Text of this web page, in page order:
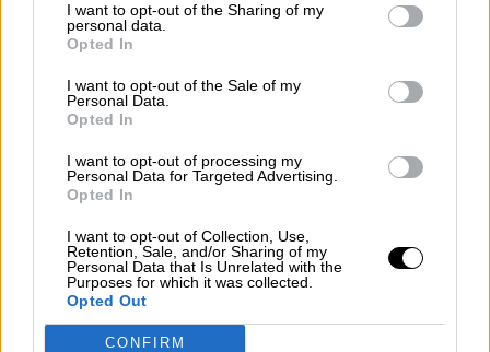
I want to opt-out of the Sharing of my
personal data.
Opted In
I want to opt-out of the Sale of my
Personal Data.
Opted In
I want to opt-out of processing my
Personal Data for Targeted Advertising.
Opted In
I want to opt-out of Collection, Use,
Retention, Sale, and/or Sharing of my
Personal Data that Is Unrelated with the
Purposes for which it was collected.
Opted Out
CONFIRM
El presidente Sánchez anuncia el
Estado de Alarma en España y
asegura que
lavarse las manos"
de anunciar que mañana sábado se decretará el
Estado de Alarma en España a causa de la rápida
expansión de la epidemia del coronavirus,
considerada ya una pandemia que afecta a casi
120 países en todo el mundo. Con más de cuatro
mil afectados oficiales y ciento veinte fallecidos,